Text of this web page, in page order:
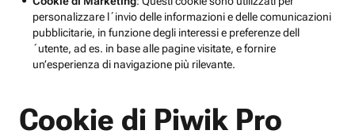
personalizzare l´invio delle informazioni e delle comunicazioni
pubblicitarie, in funzione degli interessi e preferenze dell
´utente, ad es. in base alle pagine visitate, e fornire
un’esperienza di navigazione più rilevante.
Cookie di Piwik Pro